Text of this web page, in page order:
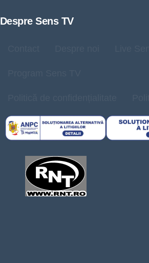
Despre Sens TV